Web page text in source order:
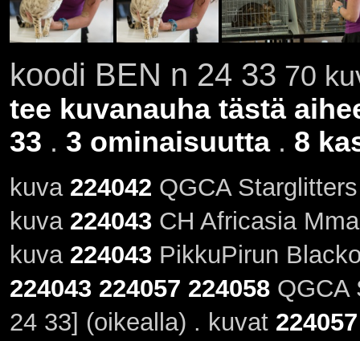
koodi BEN n 24 33 70
tee kuvanauha tästä
33 . 3 ominaisuutta. 8
kuva 224042 QGCA
kuva 224043CH Africasia
kuva 224043PikkuPirun
224043 224057 224058QGCA
24 33] (oikealla) . kuvat 224057